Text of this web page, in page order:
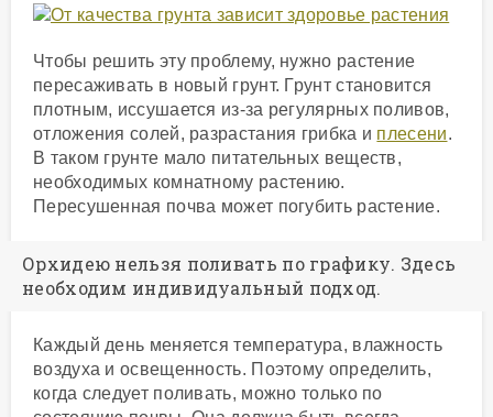
Чтобы решить эту проблему, нужно растение
пересаживать в новый грунт. Грунт становится
плотным, иссушается из-за регулярных поливов,
отложения солей, разрастания грибка и плесени.
В таком грунте мало питательных веществ,
необходимых комнатному растению.
Пересушенная почва может погубить растение.
Орхидею нельзя поливать по графику. Здесь
необходим индивидуальный подход.
Каждый день меняется температура, влажность
воздуха и освещенность. Поэтому определить,
когда следует поливать, можно только по